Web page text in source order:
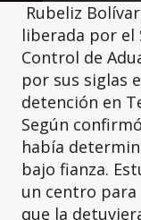
Rubeliz
liberada por el
Control de
por sus siglas
detención en
Según
había
bajo fianza.
un centro para
que la